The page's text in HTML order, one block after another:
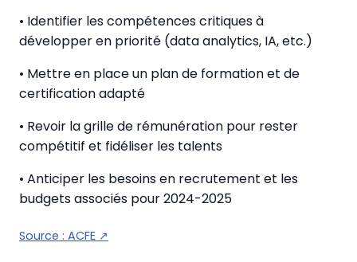
• Identifier les compétences critiques à
développer en priorité (data analytics, IA, etc.)
• Mettre en place un plan de formation et de
certification adapté
• Revoir la grille de rémunération pour rester
compétitif et fidéliser les talents
• Anticiper les besoins en recrutement et les
budgets associés pour 2024-2025
Source : ACFE ↗